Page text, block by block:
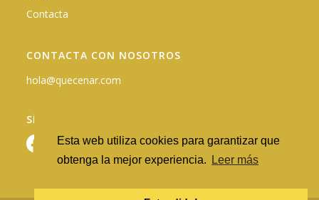
Esta web utiliza cookies para garantizar que
obtenga la mejor experiencia.
Leer más
Contacta
CONTACTA CON NOSOTROS
hola@quecenar.com
SÍGUENOS EN REDES